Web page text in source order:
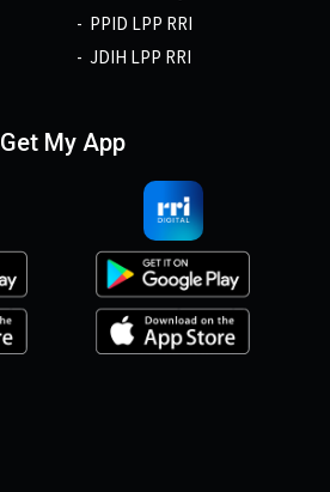
PPID LPP RRI
JDIH LPP RRI
Get My App